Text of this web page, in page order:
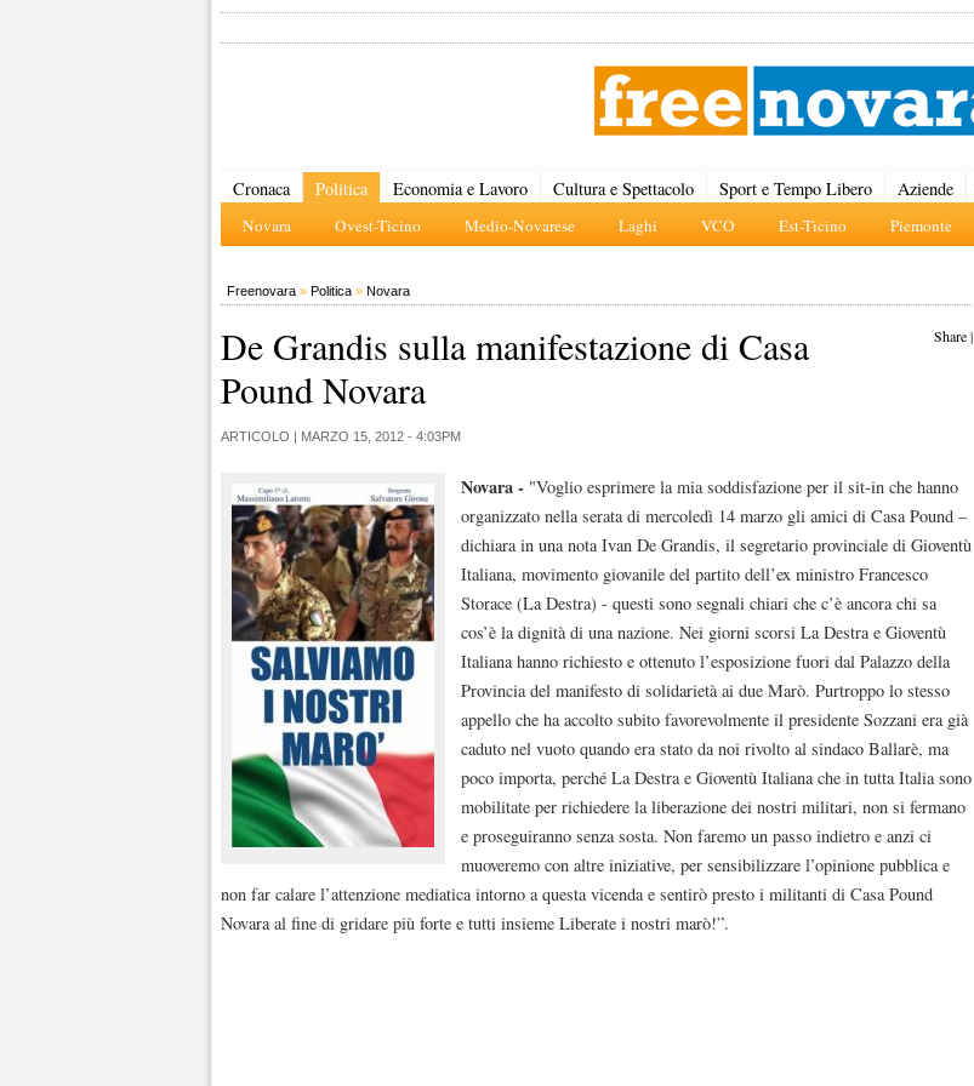
Cronaca Politica
Novara Ovest-Ticino Medio-Novarese Laghi VCO Est-Ticino Piemonte
Economia e Lavoro Cultura e Spettacolo Sport e Tempo Libero Aziende
Freenovara » Politica » Novara
Share|
De Grandis sulla manifestazione di Casa
Pound Novara
ARTICOLO | MARZO 15, 2012 - 4:03PM
Novara - "Voglio esprimere la mia soddisfazione per il sit-in che hanno
organizzato nella serata di mercoledì 14 marzo gli amici di Casa Pound –
dichiara in una nota Ivan De Grandis, il segretario provinciale di Gioventù
Italiana, movimento giovanile del partito dell’ex ministro Francesco
Storace (La Destra) - questi sono segnali chiari che c’è ancora chi sa
cos’è la dignità di una nazione. Nei giorni scorsi La Destra e Gioventù
Italiana hanno richiesto e ottenuto l’esposizione fuori dal Palazzo della
Provincia del manifesto di solidarietà ai due Marò. Purtroppo lo stesso
appello che ha accolto subito favorevolmente il presidente Sozzani era già
caduto nel vuoto quando era stato da noi rivolto al sindaco Ballarè, ma
poco importa, perché La Destra e Gioventù Italiana che in tutta Italia sono
mobilitate per richiedere la liberazione dei nostri militari, non si fermano
e proseguiranno senza sosta. Non faremo un passo indietro e anzi ci
muoveremo con altre iniziative, per sensibilizzare l’opinione pubblica e
non far calare l’attenzione mediatica intorno a questa vicenda e sentirò presto i militanti di Casa Pound
Novara al fine di gridare più forte e tutti insieme Liberate i nostri marò!”.